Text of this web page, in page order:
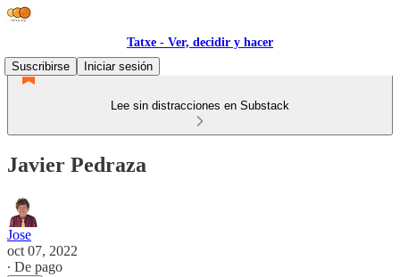
Tatxe - Ver, decidir y hacer
Suscribirse
Iniciar sesión
Lee sin distracciones en Substack
Javier Pedraza
Jose
oct 07, 2022
∙ De pago